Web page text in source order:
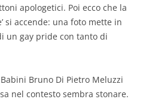
apologetici. Poi ecco che la
si accende: una foto mette in
un gay pride con tanto di
Bruno Di Pietro Meluzzi
nel contesto sembra stonare.